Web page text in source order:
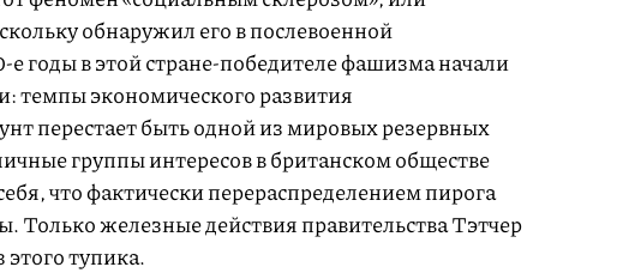
обнаружил его в послевоенной
годы в этой стране-победителе фашизма начали
темпы экономического развития
перестает быть одной из мировых резервных
группы интересов в британском обществе
что фактически перераспределением пирога
Только железные действия правительства Тэтчер
тупика.